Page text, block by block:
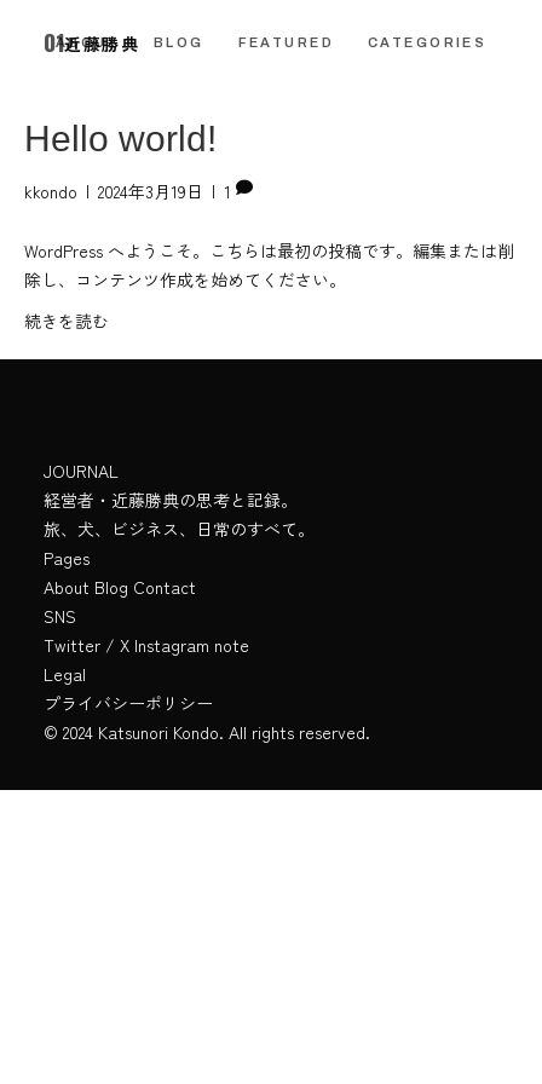
01近藤勝典
ABOUT BLOG FEATURED CATEGORIES
CONTACT
未分類
Hello world!
kkondo | 2024年3月19日 | 1
WordPress へようこそ。こちらは最初の投稿です。編集または削
除し、コンテンツ作成を始めてください。
続きを読む
JOURNAL
経営者・近藤勝典の思考と記録。
旅、犬、ビジネス、日常のすべて。
Pages
About Blog Contact
SNS
Twitter / X Instagram note
Legal
プライバシーポリシー
© 2024 Katsunori Kondo. All rights reserved.